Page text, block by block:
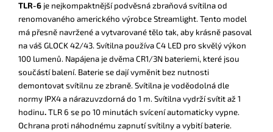
TLR-6 je nejkompaktnější podvěsná zbraňová svítilna od
renomovaného amerického výrobce Streamlight. Tento model
má přesně navržené a vytvarované tělo tak, aby krásně pasoval
na váš GLOCK 42/43. Svítilna používa C4 LED pro skvělý výkon
100 lumenů. Napájena je dvěma CR1/3N bateriemi, které jsou
součástí balení. Baterie se dají vyměnit bez nutnosti
demontovat svítilnu ze zbraně. Svítilna je voděodolná dle
normy IPX4 a nárazuvzdorná do 1 m. Svítilna vydrží svítit až 1
hodinu.TLR 6 se po 10 minutách svícení automaticky vypne.
Ochrana proti náhodnému zapnutí svítilny a vybití baterie.